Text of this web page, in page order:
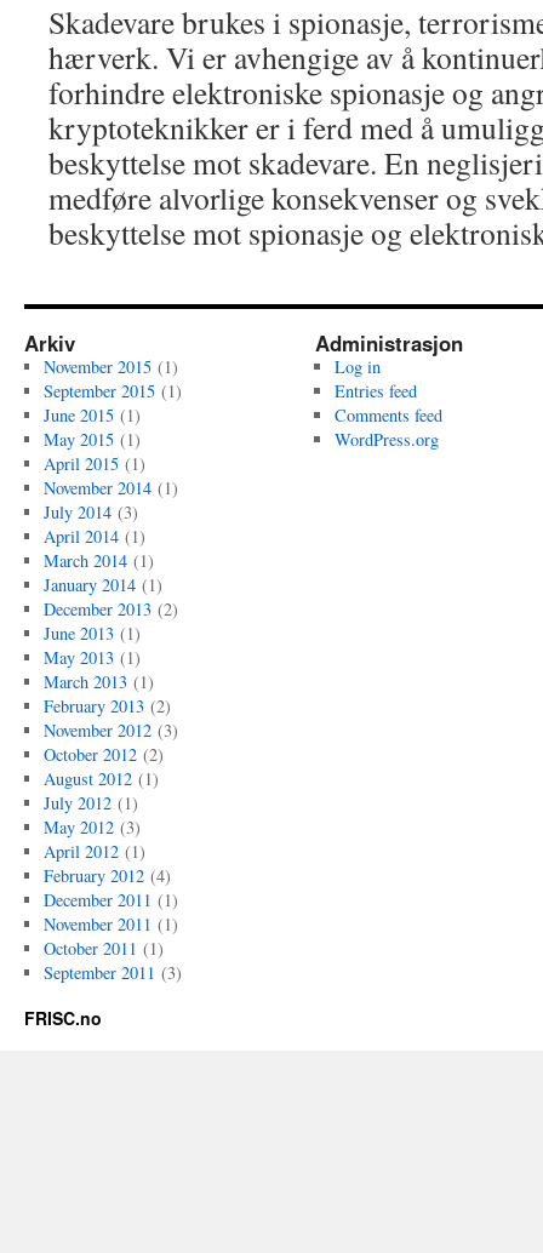
Skadevare brukes i spionasje,
hærverk. Vi er avhengige av å
forhindre elektroniske spionasje og
kryptoteknikker er i ferd med å
beskyttelse mot skadevare. En
medføre alvorlige konsekvenser og
beskyttelse mot spionasje og
Arkiv
November 2015(1)
September 2015(1)
June 2015(1)
May 2015(1)
April 2015(1)
November 2014(1)
July 2014(3)
April 2014(1)
March 2014(1)
January 2014(1)
December 2013(2)
June 2013(1)
May 2013(1)
March 2013(1)
February 2013(2)
November 2012(3)
October 2012(2)
August 2012(1)
July 2012(1)
May 2012(3)
April 2012(1)
February 2012(4)
December 2011 (1)
November 2011 (1)
October 2011 (1)
September 2011 (3)
Administrasjon
Log in
Entries feed
Comments feed
WordPress.org
FRISC.no